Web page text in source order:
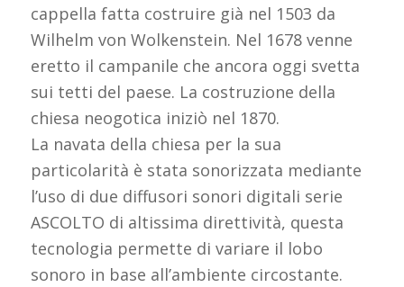
cappella fatta costruire già nel 1503 da
Wilhelm von Wolkenstein. Nel 1678 venne
eretto il campanile che ancora oggi svetta
sui tetti del paese. La costruzione della
chiesa neogotica iniziò nel 1870.
La navata della chiesa per la sua
particolarità è stata sonorizzata mediante
l’uso di due diffusori sonori digitali serie
ASCOLTO di altissima direttività, questa
tecnologia permette di variare il lobo
sonoro in base all’ambiente circostante.